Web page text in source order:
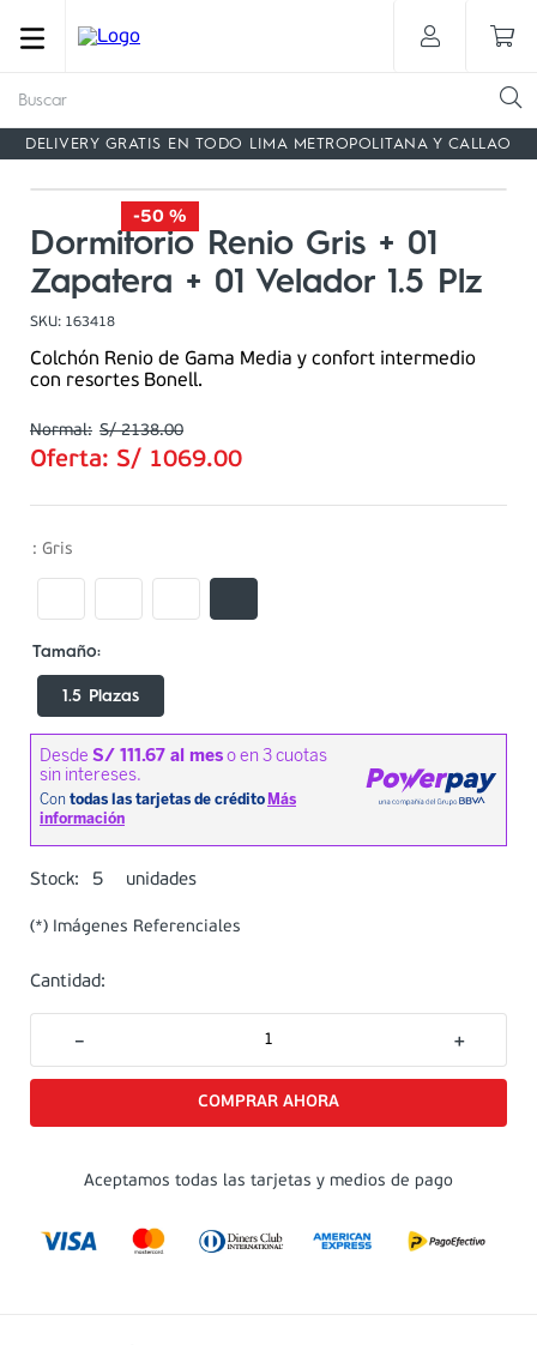
DELIVERY GRATIS EN TODO LIMA METROPOLITANA Y CALLAO
-50 %
Dormitorio Renio Gris + 01
Zapatera + 01 Velador 1.5 Plz
SKU: 163418
Colchón Renio de Gama Media y confort intermedio
con resortes Bonell.
S/ 2138.00
Oferta: S/ 1069.00
: Gris
1.5 Plazas
Stock: 5 unidades
(*) Imágenes Referenciales
Cantidad:
＋
－
Aceptamos todas las tarjetas y medios de pago